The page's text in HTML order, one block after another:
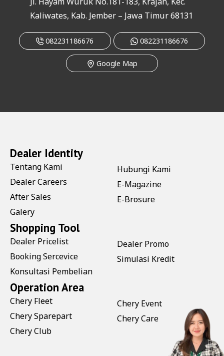
Kaliwates, Kab. Jember – Jawa Timur 68131
082231186676 082231186676
Google Map
Dealer Identity
Tentang Kami
Dealer Careers
After Sales
Galery
Hubungi Kami
E-Magazine
E-Brosure
Shopping Tool
Dealer Pricelist
Booking Sercevice
Konsultasi Pembelian
Dealer Promo
Simulasi Kredit
Operation Area
Chery Fleet
Chery Sparepart
Chery Club
Chery Event
Chery Care